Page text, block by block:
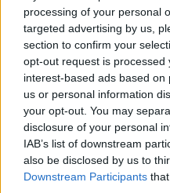
processing of your personal
targeted advertising by us,
section to confirm your
opt-out request is processed
interest-based ads based
us or personal information
your opt-out. You may
disclosure of your personal
IAB’s list of downstream
also be disclosed by us to
Downstream Participants
Abrasivi
I prodotti abrasivi
Antincendio
Valige pronto soccorso
Antinfortunistica
Calzature
Abbigliamento